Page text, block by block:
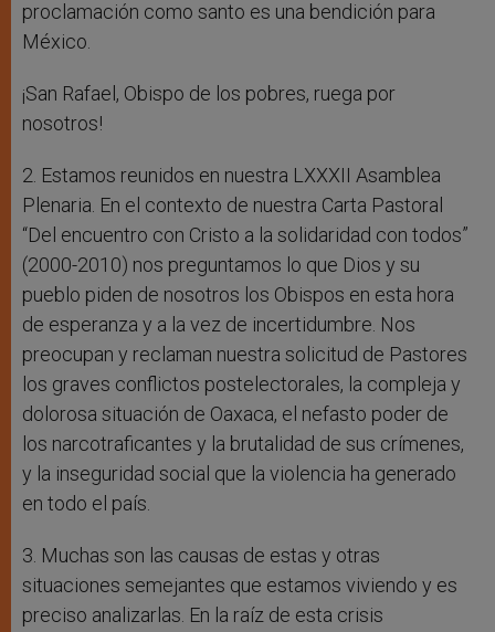
proclamación como santo es una bendición para
México.
¡San Rafael, Obispo de los pobres, ruega por
nosotros!
2. Estamos reunidos en nuestra LXXXII Asamblea
Plenaria. En el contexto de nuestra Carta Pastoral
“Del encuentro con Cristo a la solidaridad con todos”
(2000-2010) nos preguntamos lo que Dios y su
pueblo piden de nosotros los Obispos en esta hora
de esperanza y a la vez de incertidumbre. Nos
preocupan y reclaman nuestra solicitud de Pastores
los graves conflictos postelectorales, la compleja y
dolorosa situación de Oaxaca, el nefasto poder de
los narcotraficantes y la brutalidad de sus crímenes,
y la inseguridad social que la violencia ha generado
en todo el país.
3. Muchas son las causas de estas y otras
situaciones semejantes que estamos viviendo y es
preciso analizarlas. En la raíz de esta crisis